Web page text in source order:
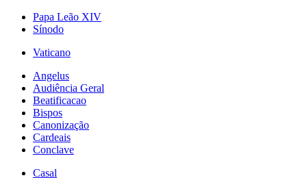
Papa Leão XIV
Sínodo
Vaticano
Angelus
Audiência Geral
Beatificacao
Bispos
Canonização
Cardeais
Conclave
Casal